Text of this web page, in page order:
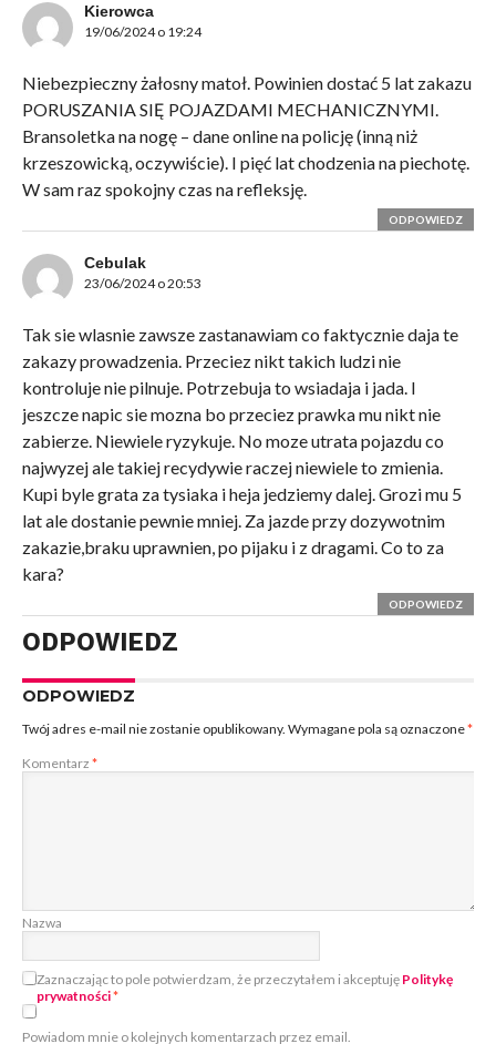
Kierowca
19/06/2024 o 19:24
Niebezpieczny żałosny matoł. Powinien dostać 5 lat zakazu
PORUSZANIA SIĘ POJAZDAMI MECHANICZNYMI.
Bransoletka na nogę – dane online na policję (inną niż
krzeszowicką, oczywiście). I pięć lat chodzenia na piechotę.
W sam raz spokojny czas na refleksję.
ODPOWIEDZ
Cebulak
23/06/2024 o 20:53
Tak sie wlasnie zawsze zastanawiam co faktycznie daja te
zakazy prowadzenia. Przeciez nikt takich ludzi nie
kontroluje nie pilnuje. Potrzebuja to wsiadaja i jada. I
jeszcze napic sie mozna bo przeciez prawka mu nikt nie
zabierze. Niewiele ryzykuje. No moze utrata pojazdu co
najwyzej ale takiej recydywie raczej niewiele to zmienia.
Kupi byle grata za tysiaka i heja jedziemy dalej. Grozi mu 5
lat ale dostanie pewnie mniej. Za jazde przy dozywotnim
zakazie,braku uprawnien, po pijaku i z dragami. Co to za
kara?
ODPOWIEDZ
ODPOWIEDZ
ODPOWIEDZ
Twój adres e-mail nie zostanie opublikowany. Wymagane pola są oznaczone*
Komentarz *
Nazwa
Zaznaczając to pole potwierdzam, że przeczytałem i akceptuję Politykę
prywatności*
Powiadom mnie o kolejnych komentarzach przez email.